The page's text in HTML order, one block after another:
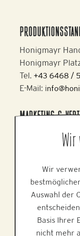
Honigmayr
Honigmayr
Tel. +43 6468 /
E-Mail: i
MARKETING &
Alpine Brands
Gmundner
E-Mail:
Web:
Wir
Wir
Auswahl der
Basis Ihrer
nicht mehr